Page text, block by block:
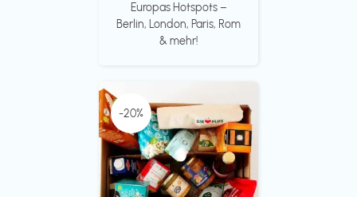
Europas Hotspots –
Berlin, London, Paris, Rom
& mehr!
-20%